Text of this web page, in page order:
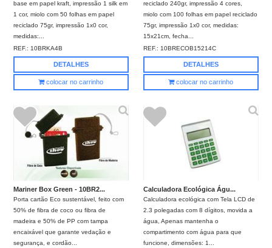
base em papel kraft, impressão 1 silk em
1 cor, miolo com 50 folhas em papel
reciclado 75gr, impressão 1x0 cor,
medidas:...
REF.: 10BRKA4B
DETALHES
colocar no carrinho
reciclado 240gr, impressão 4 cores,
miolo com 100 folhas em papel reciclado
75gr, impressão 1x0 cor, medidas:
15x21cm, fecha...
REF.: 10BRECOB15214C
DETALHES
colocar no carrinho
Mariner Box Green - 10BR2...
Porta cartão Eco sustentável, feito com
50% de fibra de coco ou fibra de
madeira e 50% de PP com tampa
encaixável que garante vedação e
segurança, e cordão...
Calculadora Ecológica Águ...
Calculadora ecológica com Tela LCD de
2.3 polegadas com 8 dígitos, movida a
água, Apenas mantenha o
compartimento com água para que
funcione, dimensões: 1...